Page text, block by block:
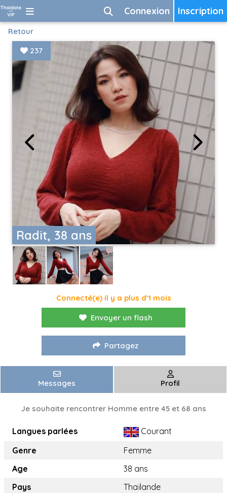
Inscription
Connexion
Retour
Radit, 38 ans
237
Connecté(e) il y a plus d'1 mois
Envoyer un flash
Partagez
Messages Profil
Je souhaite rencontrer Homme entre 45 et 68 ans
Langues parlées
Courant
Genre
Femme
Age
38 ans
Pays
Thaïlande